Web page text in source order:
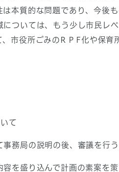
本質的な問題であり、今後
ついては、もう少し市民レ
市役所ごみのR P F化や保
て
務局の説明の後、審議を行う
を盛り込んで計画の素案を策